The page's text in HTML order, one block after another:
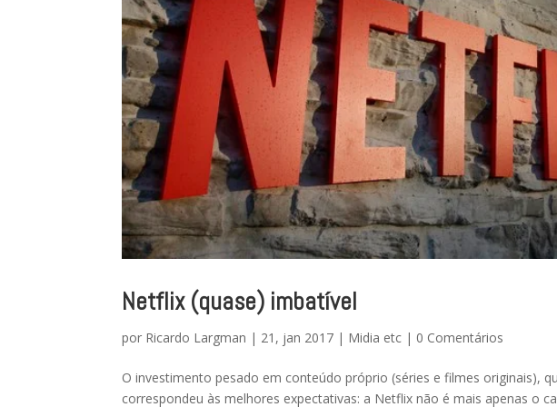
Netflix (quase) imbatível
por Ricardo Largman | 21, jan 2017 | Midia etc | 0 Comentários
O investimento pesado em conteúdo próprio (séries e filmes originais),
correspondeu às melhores expectativas: a Netflix não é mais apenas o